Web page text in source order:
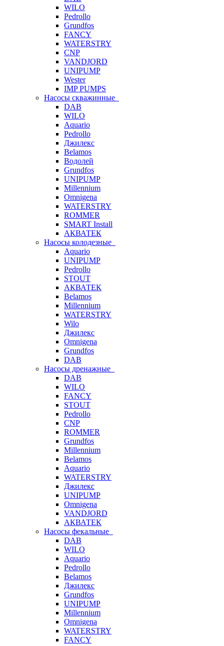
WILO
Pedrollo
Grundfos
FANCY
WATERSTRY
CNP
VANDJORD
UNIPUMP
Wester
IMP PUMPS
Насосы скважинные
DAB
WILO
Aquario
Pedrollo
Джилекс
Belamos
Водолей
Grundfos
UNIPUMP
Millennium
Omnigena
WATERSTRY
ROMMER
SMART Install
АКВАТЕК
Насосы колодезные
Aquario
UNIPUMP
Pedrollo
STOUT
АКВАТЕК
Belamos
Millennium
WATERSTRY
Wilo
Джилекс
Omnigena
Grundfos
DAB
Насосы дренажные
DAB
WILO
FANCY
STOUT
Pedrollo
CNP
ROMMER
Grundfos
Millennium
Belamos
Aquario
WATERSTRY
Джилекс
UNIPUMP
Omnigena
VANDJORD
АКВАТЕК
Насосы фекальные
DAB
WILO
Aquario
Pedrollo
Belamos
Джилекс
Grundfos
UNIPUMP
Millennium
Omnigena
WATERSTRY
FANCY